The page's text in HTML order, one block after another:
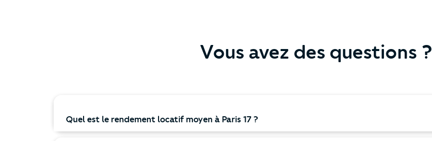
Vous avez des questions ?
Quel est le rendement locatif moyen à Paris 17 ?